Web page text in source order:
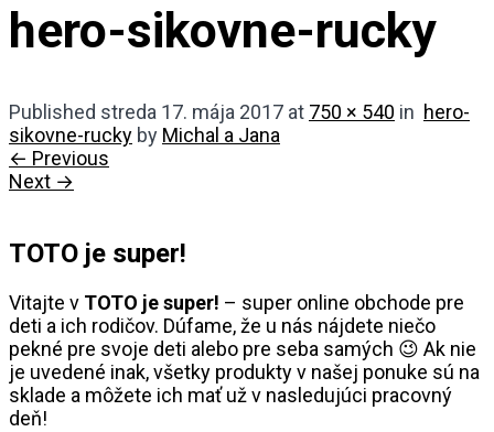
hero-sikovne-rucky
Published streda 17. mája 2017 at 750 × 540 in hero-
sikovne-rucky by Michal a Jana
← Previous
Next →
TOTO je super!
Vitajte v TOTO je super! – super online obchode pre
deti a ich rodičov. Dúfame, že u nás nájdete niečo
pekné pre svoje deti alebo pre seba samých 😉 Ak nie
je uvedené inak, všetky produkty v našej ponuke sú na
sklade a môžete ich mať už v nasledujúci pracovný
deň!